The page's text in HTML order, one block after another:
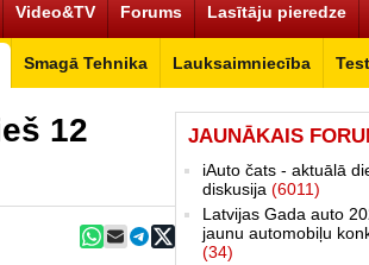
Smagā Tehnika Lauksaimniecība
Video&TV Forums Lasītāju pieredze
12
JAUNĀKAIS
iAuto čats - aktuālā
diskusija (6011)
Latvijas Gada auto
jaunu automobiļu
(34)